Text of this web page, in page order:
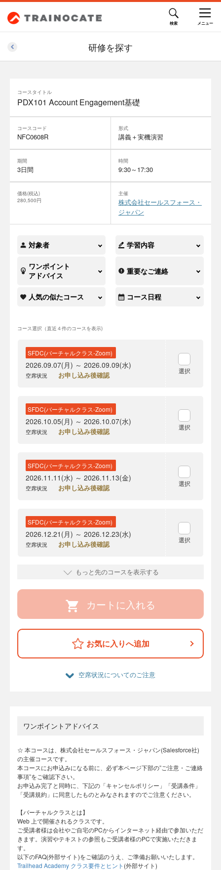
研修を探す
コースタイトル
PDX101 Account Engagement基礎
コースコード
NFC0608R
形式
講義＋実機演習
期間
3日間
時間
9:30～17:30
価格(税込)
280,500円
主催
株式会社セールスフォース・
ジャパン
対象者 学習内容
ワンポイント
アドバイス
重要なご連絡
人気の似たコース コース日程
コース選択（直近４件のコースを表示)
SFDC(バーチャルクラス-Zoom)
2026.09.07(月) ～ 2026.09.09(水)
空席状況 お申し込み後確認 選択
SFDC(バーチャルクラス-Zoom)
2026.10.05(月) ～ 2026.10.07(水)
空席状況 お申し込み後確認 選択
SFDC(バーチャルクラス-Zoom)
2026.11.11(水) ～ 2026.11.13(金)
空席状況 お申し込み後確認 選択
SFDC(バーチャルクラス-Zoom)
2026.12.21(月) ～ 2026.12.23(水)
空席状況 お申し込み後確認 選択
もっと先のコースを表示する
カートに入れる
お気に入りへ追加
空席状況についてのご注意
ワンポイントアドバイス
☆ 本コースは、株式会社セールスフォース・ジャパン(Salesforce社)
の主催コースです。
本コースにお申込みになる前に、必ず本ページ下部の”ご注意・ご連絡
事項”をご確認下さい。
お申込み完了と同時に、下記の「キャンセルポリシー」「受講条件」
「受講規約」に同意したものとみなされますのでご注意ください。
【バーチャルクラスとは】
Web 上で開催されるクラスです。
ご受講者様は会社やご自宅のPCからインターネット経由で参加いただ
きます。演習やテキストの参照もご受講者様のPCで実施いただきま
す。
以下のFAQ(外部サイト)をご確認のうえ、ご準備お願いいたします。
Trailhead Academy クラス要件とヒント (外部サイト)